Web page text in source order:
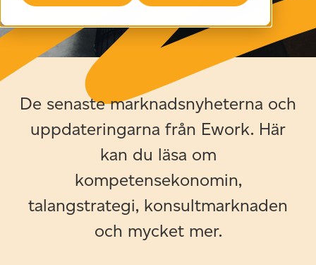
De senaste marknadsnyheterna och
uppdateringarna från Ework. Här
kan du läsa om
kompetensekonomin,
talangstrategi, konsultmarknaden
och mycket mer.